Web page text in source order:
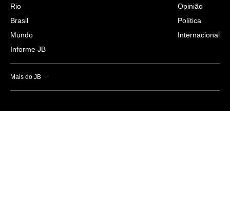
Rio
Brasil
Mundo
Informe JB
Opinião
Política
Internacional
Mais do JB
Esportes